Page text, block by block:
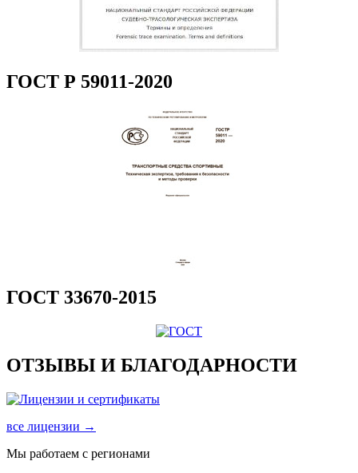
ГОСТ Р 59011-2020
ГОСТ 33670-2015
ОТЗЫВЫ И БЛАГОДАРНОСТИ
все лицензии →
Мы работаем с регионами